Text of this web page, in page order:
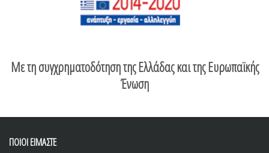
Με τη συγχρηματοδότηση της Ελλάδας και της Ευρωπαϊκής
Ένωση
ΠΟΙΟΙ ΕΙΜΑΣΤΕ